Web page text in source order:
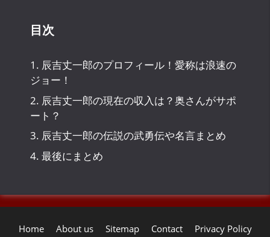
目次
1. 辰吉丈一郎のプロフィール！愛称は浪速の
ジョー！
2. 辰吉丈一郎の現在の収入は？奥さんがサポ
ート？
3. 辰吉丈一郎の伝説の武勇伝や名言まとめ
4. 最後にまとめ
Home About us Sitemap Contact Privacy Policy